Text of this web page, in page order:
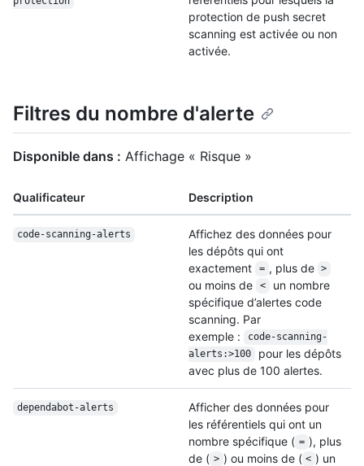
protection de push secret
scanning est activée ou non
activée.
Filtres du nombre d'alerte
Disponible dans : Affichage « Risque »
Qualificateur Description
code-scanning-alerts
Affichez des données pour
les dépôts qui ont
exactement
= , plus de >
ou moins de <
un nombre
spécifique d’alertes code
scanning. Par
exemple :
code-scanning-
alerts:>100
pour les dépôts
avec plus de 100 alertes.
dependabot-alerts
Afficher des données pour
les référentiels qui ont un
nombre spécifique ( = ), plus
de ( > ) ou moins de ( < ) un